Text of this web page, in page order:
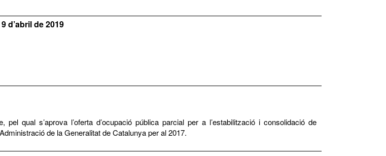
d’abril de 2019
qual s’aprova l’oferta d’ocupació pública parcial per a l’estabilització i consolidació de
de la Generalitat de Catalunya per al 2017.